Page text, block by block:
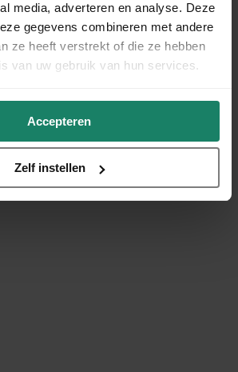
media, adverteren en analyse. Deze
gegevens combineren met andere
ze heeft verstrekt of die ze hebben
van uw gebruik van hun services.
Accepteren
Zelf instellen